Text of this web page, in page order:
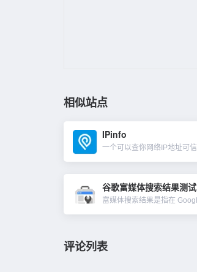
相似站点
IPinfo
谷歌富媒体搜索结果测试
评论列表